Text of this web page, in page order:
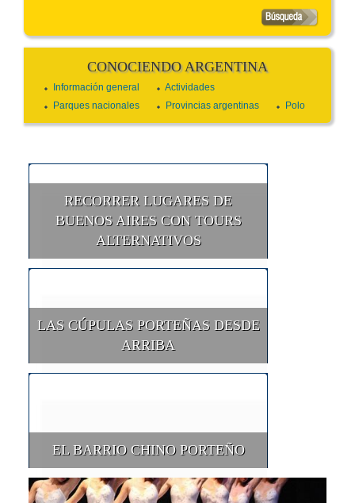
CONOCIENDO ARGENTINA
Información general
Actividades
Parques nacionales
Provincias argentinas Polo
RECORRER LUGARES DE
BUENOS AIRES CON TOURS
ALTERNATIVOS
LAS CÚPULAS PORTEÑAS DESDE
ARRIBA
EL BARRIO CHINO PORTEÑO